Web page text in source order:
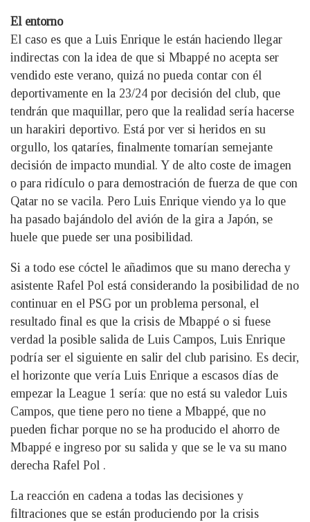
El entorno
El caso es que a Luis Enrique le están haciendo llegar
indirectas con la idea de que si Mbappé no acepta ser
vendido este verano, quizá no pueda contar con él
deportivamente en la 23/24 por decisión del club, que
tendrán que maquillar, pero que la realidad sería hacerse
un harakiri deportivo. Está por ver si heridos en su
orgullo, los qataríes, finalmente tomarían semejante
decisión de impacto mundial. Y de alto coste de imagen
o para ridículo o para demostración de fuerza de que con
Qatar no se vacila. Pero Luis Enrique viendo ya lo que
ha pasado bajándolo del avión de la gira a Japón, se
huele que puede ser una posibilidad.
Si a todo ese cóctel le añadimos que su mano derecha y
asistente Rafel Pol está considerando la posibilidad de no
continuar en el PSG por un problema personal, el
resultado final es que la crisis de Mbappé o si fuese
verdad la posible salida de Luis Campos, Luis Enrique
podría ser el siguiente en salir del club parisino. Es decir,
el horizonte que vería Luis Enrique a escasos días de
empezar la League 1 sería: que no está su valedor Luis
Campos, que tiene pero no tiene a Mbappé, que no
pueden fichar porque no se ha producido el ahorro de
Mbappé e ingreso por su salida y que se le va su mano
derecha Rafel Pol .
La reacción en cadena a todas las decisiones y
filtraciones que se están produciendo por la crisis